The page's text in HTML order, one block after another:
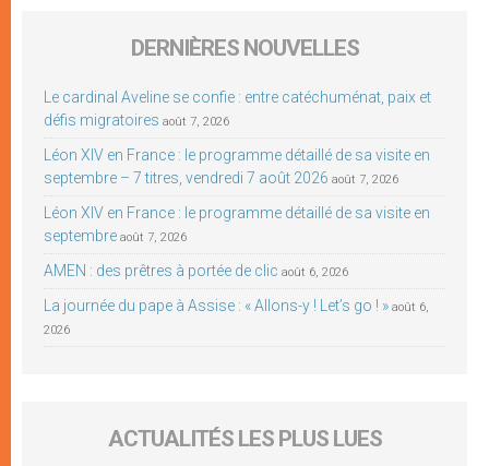
DERNIÈRES NOUVELLES
Le cardinal Aveline se confie : entre catéchuménat, paix et
défis migratoires août 7, 2026
Léon XIV en France : le programme détaillé de sa visite en
septembre – 7 titres, vendredi 7 août 2026 août 7, 2026
Léon XIV en France : le programme détaillé de sa visite en
septembre août 7, 2026
AMEN : des prêtres à portée de clic août 6, 2026
La journée du pape à Assise : « Allons-y ! Let’s go ! » août 6,
2026
ACTUALITÉS LES PLUS LUES